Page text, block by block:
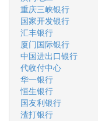
重庆三峡银行
国家开发银行
汇丰银行
厦门国际银行
中国进出口银行
代收付中心
华一银行
恒生银行
国友利银行
渣打银行